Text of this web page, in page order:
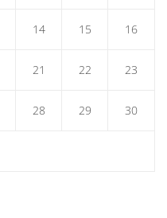
14 15 16
21 22 23
28 29 30